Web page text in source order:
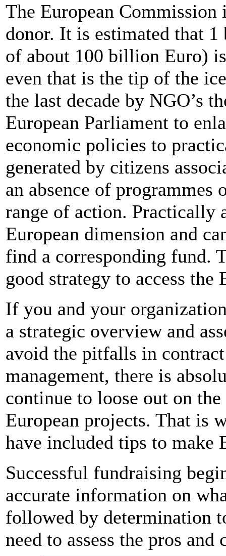
The European Commission
donor. It is estimated that
of about 100 billion Euro)
even that is the tip of the
the last decade by NGO’s
European Parliament to
economic policies to
generated by citizens
an absence of
range of action. Practically
European dimension and
find a corresponding fund.
good strategy to access the
If you and your
a strategic overview and
avoid the pitfalls in
management, there is
continue to loose out on
European projects. That is
have included tips to make
Successful fundraising
accurate information on
followed by determination
need to assess the pros